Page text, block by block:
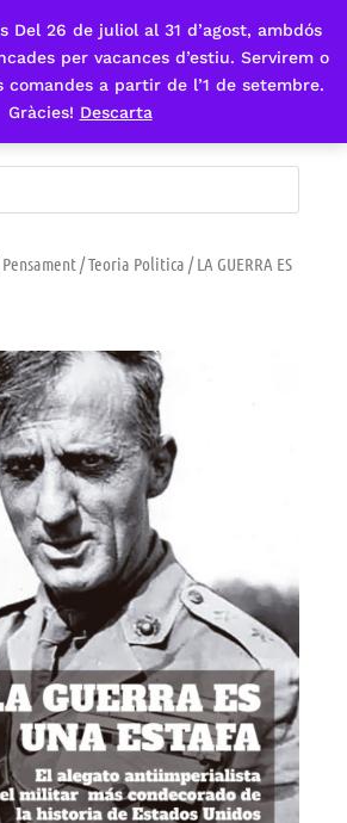
Del 26 de juliol al 31 d’agost, ambdós
per vacances d’estiu. Servirem o
comandes a partir de l’1 de setembre.
Gràcies! Descarta
Pensament/Teoria Politica / LA GUERRA ES